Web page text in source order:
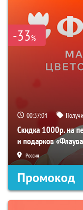
-33%
00:37:04
Скидка 1000р. на
и подарков
Россия
Промокод